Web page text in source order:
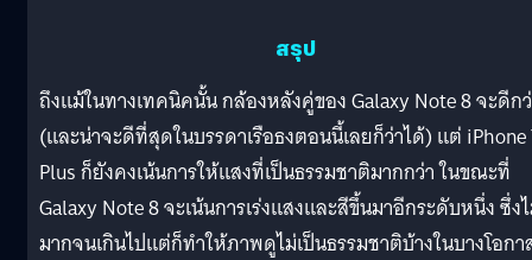
สรุป
ถึงแม้ในทางเทคนิคนั้น กล้องหลังคู่ของ Galaxy Note 8 จะดีก
(และน่าจะดีที่สุดในบรรดาเรือธงตอนนี้เลยก็ว่าได้) แต่ iPhone
Plus ก็ยังคงเน้นการให้แสงที่เป็นธรรมชาติมากกว่า ในขณะที่
Galaxy Note 8 จะเน้นการเร่งแสงและสีขึ้นมาอีกระดับหนึ่ง ซึ่ง
มากจนเกินไปแต่ก็ทำให้ภาพดูไม่เป็นธรรมชาติบ้างในบางโอกา